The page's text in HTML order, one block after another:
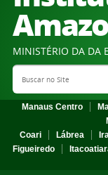
MINISTÉRIO DA DA
Search Site
Manaus Centro
Coari
Lábrea
Figueiredo